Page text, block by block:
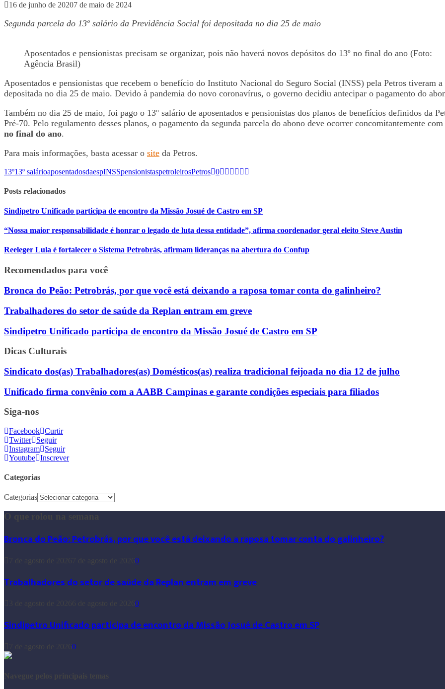
16 de junho de 20207 de maio de 2024
Segunda parcela do 13º salário da Previdência Social foi depositada no dia 25 de maio
Aposentados e pensionistas precisam se organizar, pois não haverá novos depósitos do 13º no final do ano (Foto:
Agência Brasil)
Aposentados e pensionistas que recebem o benefício do Instituto Nacional do Seguro Social (INSS) pela Petros tiveram
depositada no dia 25 de maio. Devido à pandemia do novo coronavírus, o governo decidiu antecipar o pagamento do
Também no dia 25 de maio, foi pago o 13º salário de aposentados e pensionistas dos planos de benefícios definidos da
Pré-70. Pelo regulamento desses planos, o pagamento da segunda parcela do abono deve ocorrer concomitantemente
no final do ano.
Para mais informações, basta acessar o site da Petros.
13º13º salárioaposentadosdaespINSSpensionistaspetroleirosPetros 0
Posts relacionados
Sindipetro Unificado participa de encontro da Missão Josué de Castro em SP
“Nossa maior responsabilidade é honrar o legado de luta dessa entidade”, afirma coordenador geral eleito Steve Austin
Reeleger Lula é fortalecer o Sistema Petrobrás, afirmam lideranças na abertura do Confup
Recomendados para você
Bronca do Peão: Petrobrás, por que você está deixando a raposa tomar conta do galinheiro?
Trabalhadores do setor de saúde da Replan entram em greve
Sindipetro Unificado participa de encontro da Missão Josué de Castro em SP
Dicas Culturais
Sindicato dos(as) Trabalhadores(as) Domésticos(as) realiza tradicional feijoada no dia 12 de julho
Unificado firma convênio com a AABB Campinas e garante condições especiais para filiados
Siga-nos
Facebook Curtir
Twitter
Seguir
Instagram
Seguir
Youtube Inscrever
Categorias
Categorias
O que rolou na semana
Bronca do Peão: Petrobrás, por que você está deixando a raposa tomar conta do galinheiro?
0
Trabalhadores do setor de saúde da Replan entram em greve
0
Sindipetro Unificado participa de encontro da Missão Josué de Castro em SP
0
Navegue pelos principais temas